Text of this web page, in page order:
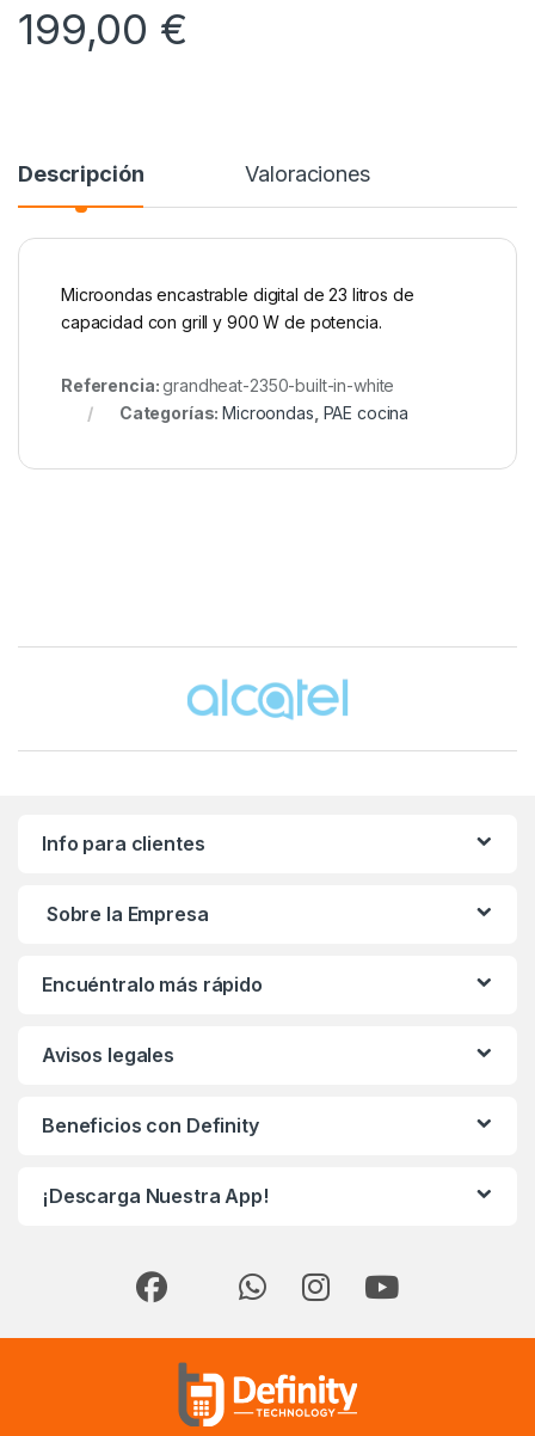
199,00 €
Descripción Valoraciones
Microondas encastrable digital de 23 litros de
capacidad con grill y 900 W de potencia.
Referencia:grandheat-2350-built-in-white
Categorías:Microondas PAE cocina
Info para clientes
Sobre la Empresa
Encuéntralo más rápido
Avisos legales
Beneficios con Definity
¡Descarga Nuestra App!